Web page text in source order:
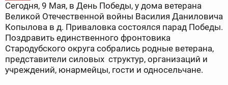
Сегодня, 9 Мая, в День Победы, у дома ветерана
Великой Отечественной войны Василия Даниловича
Копылова в д. Приваловка состоялся парад Победы.
Поздравить единственного фронтовика
Стародубского округа собрались родные ветерана,
представители силовых структур, организаций и
учреждений, юнармейцы, гости и односельчане.